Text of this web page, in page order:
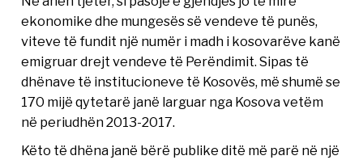
ekonomike dhe mungesës së vendeve të punës,
viteve të fundit një numër i madh i kosovarëve kanë
emigruar drejt vendeve të Perëndimit. Sipas të
dhënave të institucioneve të Kosovës, më shumë se
170 mijë qytetarë janë larguar nga Kosova vetëm
në periudhën 2013-2017.
Këto të dhëna janë bërë publike ditë më parë në një